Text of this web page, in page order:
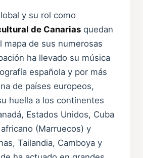
y su rol como
de Canarias quedan
mapa de sus numerosas
ha llevado su música
española y por más
de países europeos,
huella a los continentes
Estados Unidos, Cuba
(Marruecos) y
Tailandia, Camboya y